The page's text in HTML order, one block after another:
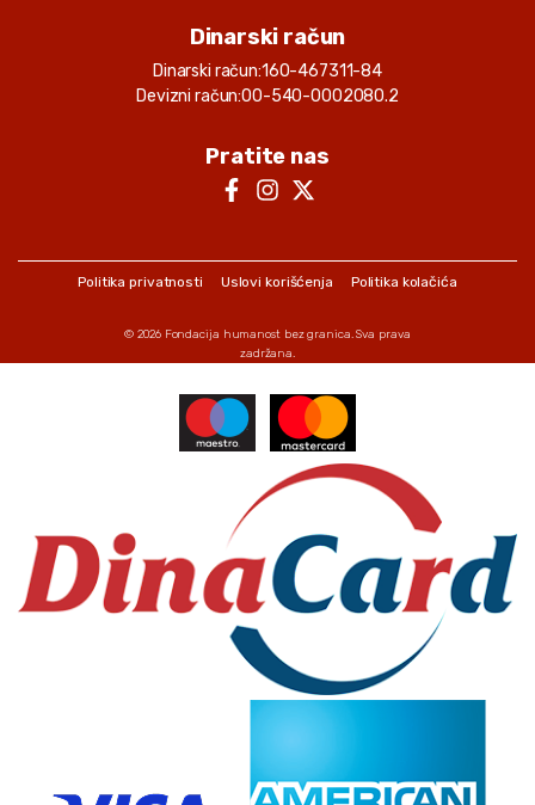
Dinarski račun
Dinarski račun:160-467311-84
Devizni račun:00-540-0002080.2
Pratite nas
Politika privatnosti Uslovi korišćenja Politika kolačića
© 2026 Fondacija humanost bez granica. Sva prava
zadržana.